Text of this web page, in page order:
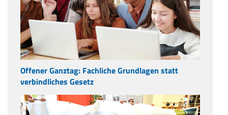
Offener Ganztag: Fachliche Grundlagen statt
verbindliches Gesetz